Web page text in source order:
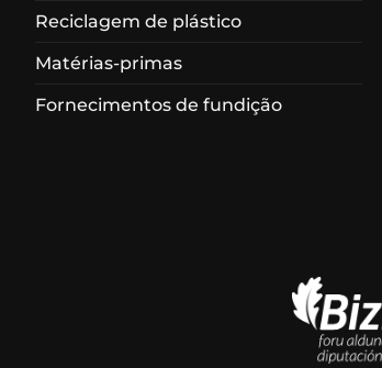
Reciclagem de plástico
Matérias-primas
Fornecimentos de fundição